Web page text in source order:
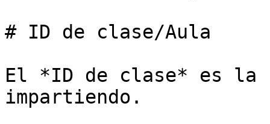
# ID de clase/Aula
El *ID de clase* es la
impartiendo.